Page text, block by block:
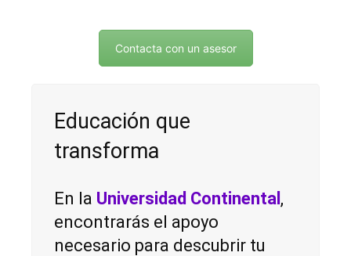
Contacta con un asesor
Educación que
transforma
En la Universidad Continental ,
encontrarás el apoyo
necesario para descubrir tu